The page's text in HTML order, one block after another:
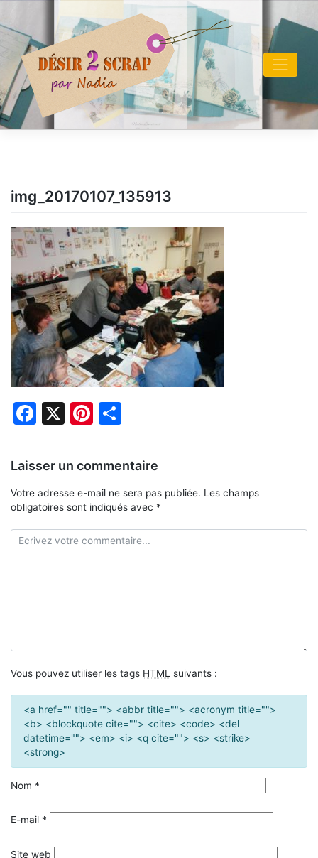
content
img_20170107_135913
Facebook
X Pinterest
Laisser un commentaire
Votre adresse e-mail ne sera pas publiée. Les champs
obligatoires sont indiqués avec *
Vous pouvez utiliser les tags HTML suivants :
<a href="" title=""> <abbr title=""> <acronym title="">
<b> <blockquote cite=""> <cite> <code> <del
datetime=""> <em> <i> <q cite=""> <s> <strike>
<strong>
Nom *
E-mail *
Site web